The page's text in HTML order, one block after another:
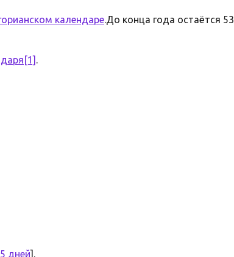
календаре.До конца года остаётся 53
[1] .
дней].